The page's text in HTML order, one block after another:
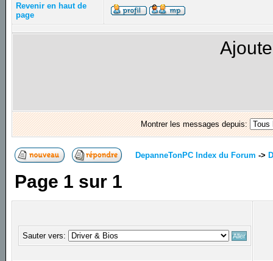
Revenir en haut de
page
Montrer les messages depuis:
DepanneTonPC Index du Forum ->
Page 1 sur 1
Sauter vers: